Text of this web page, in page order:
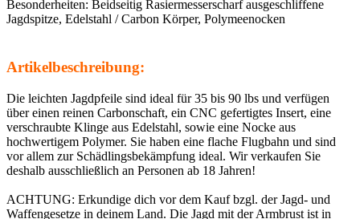
Besonderheiten: Beidseitig Rasiermesserscharf ausgeschliffene
Jagdspitze, Edelstahl / Carbon Körper, Polymeenocken
Artikelbeschreibung:
Die leichten Jagdpfeile sind ideal für 35 bis 90 lbs und verfügen
über einen reinen Carbonschaft, ein CNC gefertigtes Insert, eine
verschraubte Klinge aus Edelstahl, sowie eine Nocke aus
hochwertigem Polymer. Sie haben eine flache Flugbahn und sind
vor allem zur Schädlingsbekämpfung ideal. Wir verkaufen Sie
deshalb ausschließlich an Personen ab 18 Jahren!
ACHTUNG: Erkundige dich vor dem Kauf bzgl. der Jagd- und
Waffengesetze in deinem Land. Die Jagd mit der Armbrust ist in